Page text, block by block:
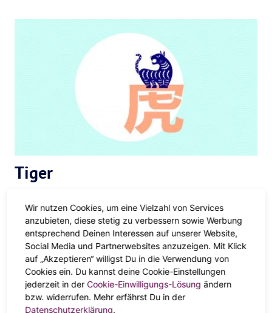
Tiger
Zeit, deinen Impulsen zu folgen
Frühling
Es kribbelt schon überall in dir und du kannst es gar nicht
abwarten. Der Frühling ist für dich eine Art Startschuss,
endlich kann deine Energie raus. Du hast lang genug an
deinen Plänen gefeilt, die sind perfekt – und bereit für die
Wir nutzen Cookies, um eine Vielzahl von Services
anzubieten, diese stetig zu verbessern sowie Werbung
entsprechend Deinen Interessen auf unserer Website,
Social Media und Partnerwebsites anzuzeigen. Mit Klick
auf „Akzeptieren“ willigst Du in die Verwendung von
Cookies ein. Du kannst deine Cookie-Einstellungen
jederzeit in der Cookie-Einwilligungs-Lösung ändern
bzw. widerrufen. Mehr erfährst Du in der
Datenschutzerklärung.